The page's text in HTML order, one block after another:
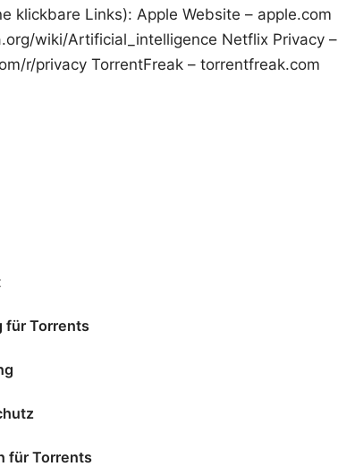
klickbare Links): Apple Website – apple.com
wiki/Artificial_intelligence Netflix Privacy –
r/privacy TorrentFreak – torrentfreak.com
für Torrents
für Torrents